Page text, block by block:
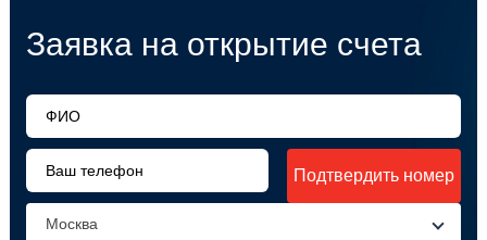
Заявка на открытие счета
Подтвердить номер
Москва